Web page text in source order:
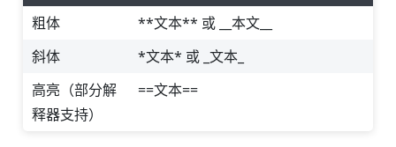
粗体
**文本** 或 __本文__
斜体
*文本* 或 _文本_
高亮（部分解
释器支持）
==文本==